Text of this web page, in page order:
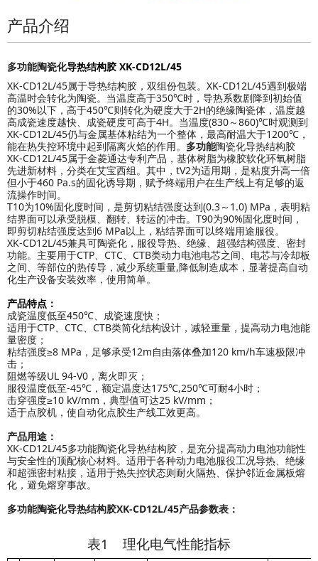
产品介绍
多功能陶瓷化导热结构胶 XK-CD12L/45
XK-CD12L/45属于导热结构胶，双组份包装。XK-CD12L/45遇到极端
高温时会转化为陶瓷。当温度高于350℃时，导热系数剧降到初始值
的30%以下，高于450℃则转化为硬度大于2H的绝缘陶瓷体，温度越
高成瓷速度越快、成瓷硬度可高于4H。当温度(830～860)℃时观测到
XK-CD12L/45仍与金属基体粘结为一个整体，最高耐温大于1200℃，
能在热失控环境中起到隔离火焰的作用。 多功能陶瓷化导热结构胶
XK-CD12L/45属于金菱通达专利产品，基体树脂为橡胶软化环氧树脂
先进新材料，分类在艾宝西组。其中，tV2为适用期，是粘度升高一倍
但小于460 Pa.s的固化诱导期，赋予终端用户在生产线上有足够的返
流操作时间。
T10为10%固化度时间，是剪切粘结强度达到(0.3～1.0) MPa，表明粘
结界面可以承受脱模、翻转、转运的冲击。T90为90%固化度时间，
即剪切粘结强度达到6 MPa以上，粘结界面可以终端用途服役。
XK-CD12L/45兼具可陶瓷化，服役导热、绝缘、超强结构强度、密封
功能。主要用于CTP、CTC、CTB类动力电池电芯之间、电芯与冷却板
之间、等部位的热传导，减少系统重量,降低制造成本，显著提高自动
化生产设备安装效率，使用简单。
产品特点：
成瓷温度低至450℃、成瓷速度快；
适用于CTP、CTC、CTB类简化结构设计，减轻重量，提高动力电池能
量密度；
粘结强度≥8 MPa，足够承受12m自由落体叠加120 km/h车速极限冲
击；
阻燃等级UL 94-V0，离火即灭；
服役温度低至-45℃，额定温度达175℃,250℃可耐4小时；
击穿强度≥10 kV/mm，典型值可达25 kV/mm；
适于点胶机，使自动化点胶生产线工效更高。
产品用途：
XK-CD12L/45多功能陶瓷化导热结构胶，是充分提高动力电池功能性
与安全性的顶配核心材料。适用于各种动力电池服役工况导热、绝缘
和超强密封粘接，适用于热失控状态则耐火隔热、保护邻近金属板熔
化，避免熔穿事故。
多功能陶瓷化导热结构胶XK-CD12L/45产品参数表：
表1 理化电气性能指标